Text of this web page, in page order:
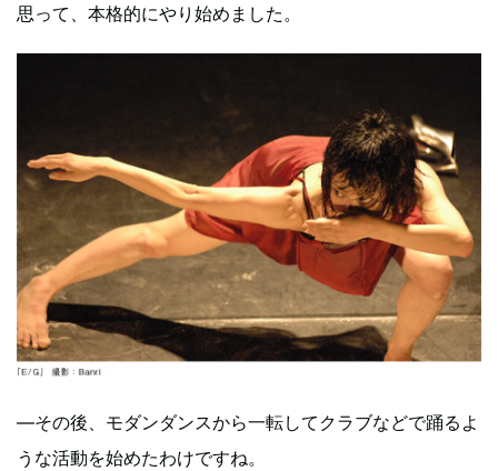
思って、本格的にやり始めました。
―その後、モダンダンスから一転してクラブなどで踊るよ
うな活動を始めたわけですね。